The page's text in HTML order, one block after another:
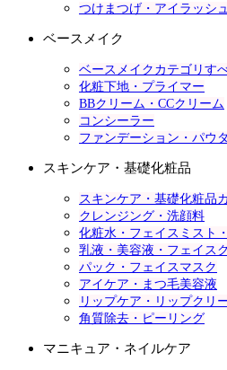
つけまつげ・アイラッシュ
ベースメイク
ベースメイクカテゴリす
化粧下地・プライマー
BBクリーム・CCクリーム
コンシーラー
ファンデーション・パウ
スキンケア・基礎化粧品
スキンケア・基礎化粧品
クレンジング・洗顔料
化粧水・フェイスミスト
乳液・美容液・フェイス
パック・フェイスマスク
アイケア・まつ毛美容液
リップケア・リップクリ
角質除去・ピーリング
マニキュア・ネイルケア